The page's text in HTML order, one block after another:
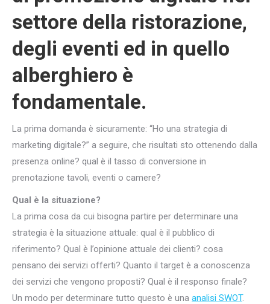
settore della ristorazione,
degli eventi ed in quello
alberghiero è
fondamentale.
La prima domanda è sicuramente: “Ho una strategia di
marketing digitale?” a seguire, che risultati sto ottenendo dalla
presenza online? qual è il tasso di conversione in
prenotazione tavoli, eventi o camere?
Qual è la situazione?
La prima cosa da cui bisogna partire per determinare una
strategia è la situazione attuale: qual è il pubblico di
riferimento? Qual è l’opinione attuale dei clienti? cosa
pensano dei servizi offerti? Quanto il target è a conoscenza
dei servizi che vengono proposti? Qual è il responso finale?
Un modo per determinare tutto questo è una analisi SWOT.